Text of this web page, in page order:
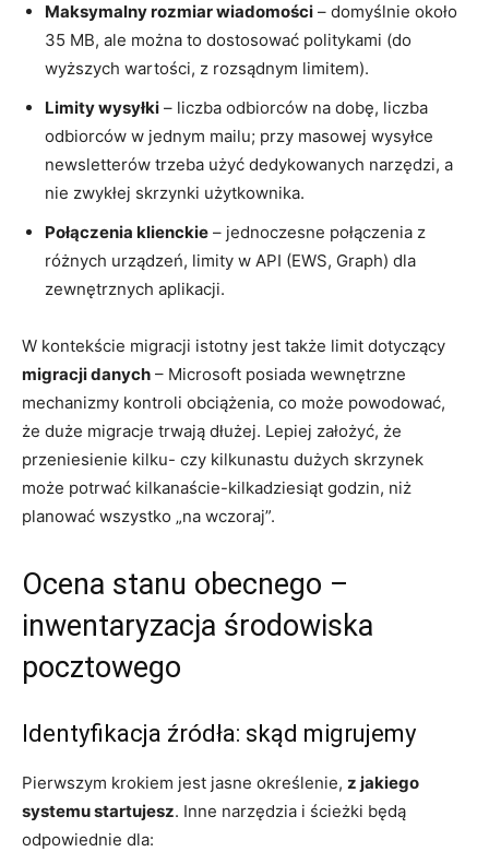
Maksymalny rozmiar wiadomości – domyślnie około
35 MB, ale można to dostosować politykami (do
wyższych wartości, z rozsądnym limitem).
Limity wysyłki – liczba odbiorców na dobę, liczba
odbiorców w jednym mailu; przy masowej wysyłce
newsletterów trzeba użyć dedykowanych narzędzi, a
nie zwykłej skrzynki użytkownika.
Połączenia klienckie – jednoczesne połączenia z
różnych urządzeń, limity w API (EWS, Graph) dla
zewnętrznych aplikacji.
W kontekście migracji istotny jest także limit dotyczący
migracji danych – Microsoft posiada wewnętrzne
mechanizmy kontroli obciążenia, co może powodować,
że duże migracje trwają dłużej. Lepiej założyć, że
przeniesienie kilku- czy kilkunastu dużych skrzynek
może potrwać kilkanaście-kilkadziesiąt godzin, niż
planować wszystko „na wczoraj”.
Ocena stanu obecnego –
inwentaryzacja środowiska
pocztowego
Identyfikacja źródła: skąd migrujemy
Pierwszym krokiem jest jasne określenie, z jakiego
systemu startujesz. Inne narzędzia i ścieżki będą
odpowiednie dla: